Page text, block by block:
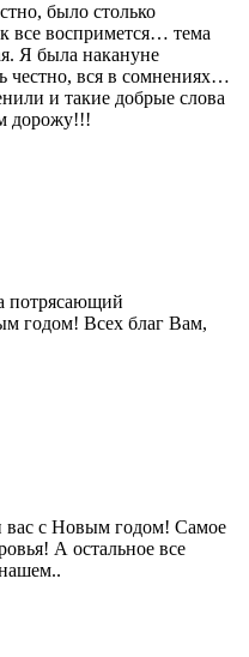
было столько
все воспримется… тема
Я была накануне
честно, вся в сомнениях…
и такие добрые слова
дорожу!!!
потрясающий
годом! Всех благ Вам,
с Новым годом! Самое
А остальное все